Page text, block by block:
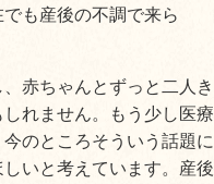
も産後の不調で来ら
赤ちゃんとずっと二人
れません。もう少し医
のところそういう話題
いと考えています。産